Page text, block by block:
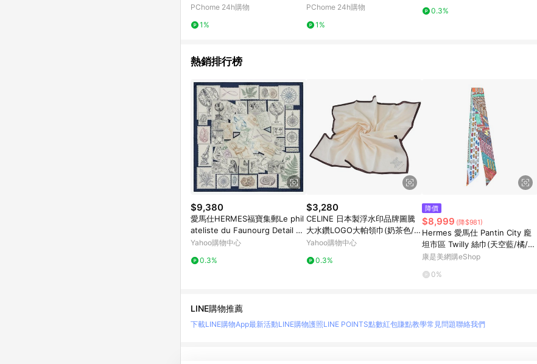
魚粉)
PChome 24h購物
1%
PChome 24h購物
1%
0.3%
熱銷排行榜
$9,380
愛馬仕HERMES福寶集郵Le phil
ateliste du Faunourg Detail sc
arf絲巾/方巾（45cm*45cm）
Yahoo購物中心
0.3%
$3,280
CELINE 日本製浮水印品牌圖騰
大水鑽LOGO大帕領巾(奶茶色/咖
啡邊/58CM)
Yahoo購物中心
0.3%
降價
$8,999 (降$981)
Hermes 愛馬仕 Pantin City 龐
坦市區 Twilly 絲巾(天空藍/橘/
綠)_廠商直送
康是美網購eShop
0%
LINE購物推薦
下載LINE購物App最新活動LINE購物護照LINE POINTS點數紅包賺點教學常見問題聯絡我們